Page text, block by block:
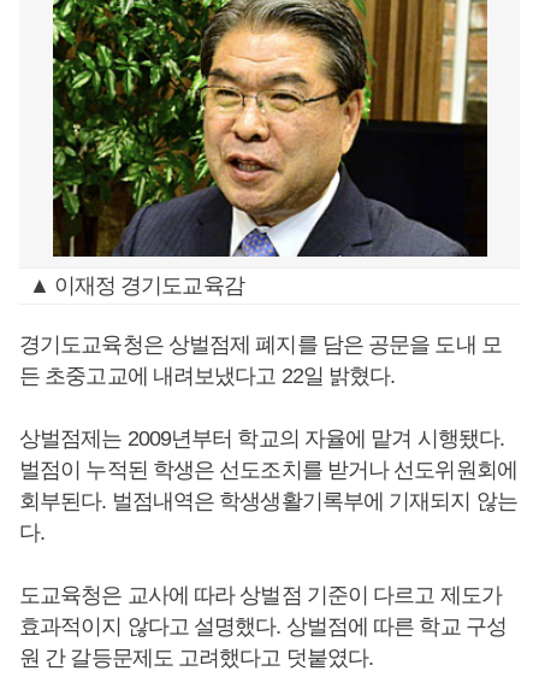
▲ 이재정 경기도교육감
경기도교육청은 상벌점제 폐지를 담은 공문을 도내 모
든 초중고교에 내려보냈다고 22일 밝혔다.
상벌점제는 2009년부터 학교의 자율에 맡겨 시행됐다.
벌점이 누적된 학생은 선도조치를 받거나 선도위원회에
회부된다. 벌점내역은 학생생활기록부에 기재되지 않는
다.
도교육청은 교사에 따라 상벌점 기준이 다르고 제도가
효과적이지 않다고 설명했다. 상벌점에 따른 학교 구성
원 간 갈등문제도 고려했다고 덧붙였다.